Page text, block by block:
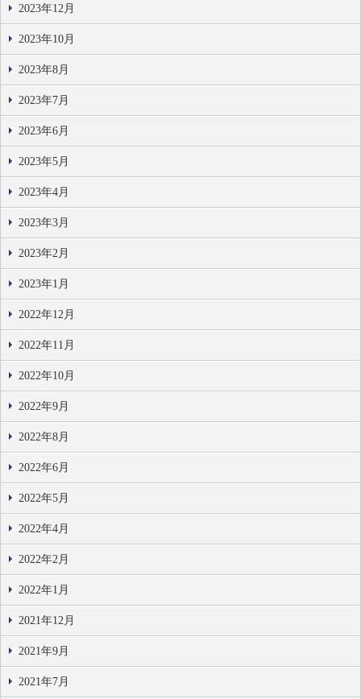
2023年12月
2023年10月
2023年8月
2023年7月
2023年6月
2023年5月
2023年4月
2023年3月
2023年2月
2023年1月
2022年12月
2022年11月
2022年10月
2022年9月
2022年8月
2022年6月
2022年5月
2022年4月
2022年2月
2022年1月
2021年12月
2021年9月
2021年7月